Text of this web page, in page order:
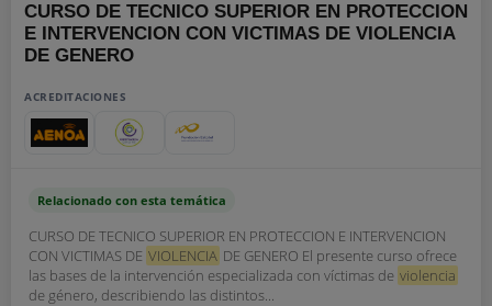
CURSO DE TECNICO SUPERIOR EN PROTECCION
E INTERVENCION CON VICTIMAS DE VIOLENCIA
DE GENERO
ACREDITACIONES
Relacionado con esta temática
CURSO DE TECNICO SUPERIOR EN PROTECCION E INTERVENCION
CON VICTIMAS DE VIOLENCIA DE GENERO El presente curso ofrece
las bases de la intervención especializada con víctimas de violencia
de género, describiendo las distintos...